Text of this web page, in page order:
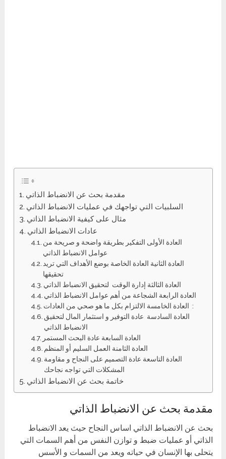
مقدمة بحث عن الانضباط الذاتي
السلبيات التي تواجهك في عمليات الانضباط الذاتي
مثال على كيفية الانضباط الذاتي
عادات الانضباط الذاتي
العادة الأولى التفكير بطريقة واضحة و صريحة من
عوامل الانضباط الذاتي
العادة الثانية العادة الخاصة بوضع الأهداف التي تريد
تحقيقها
العادة الثالثة إدارة الوقت لتحقيق الانضباط الذاتي
العادة الرابعة الشجاعة من أهم عوامل الانضباط الذاتي
العادة الخامسة الالتزام بكل ما هو صحي من العادات :
العادة السادسة عادة التوفير و استثمار المال لتحقيق
الانضباط الذاتي
العادة السابعة عادة البحث المستمر
العادة الثامنة العمل السليم أو المنظم
العادة التاسعة عادة التصميم على النجاح و مقاومة
المشكلات التي تواجه نجاحك
خاتمة بحث عن الانضباط الذاتي
مقدمة بحث عن الانضباط الذاتي
بحث عن الانضباط الذاتي اساس النجاح حيث يعد الانضباط
الذاتي أو عمليات ضبط و توازن النفس من أهم السمات التي
يتحلى بها الإنسان في حياته ويعد من السمات و الأسس